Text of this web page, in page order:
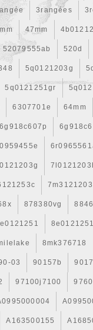
3rangées
47mm
52079555ab 520d
5q0121203g
5q0121251gr
6307701e 64mm
6g918c607p
7m3121203
878380vg
8mk376718
03 90157b
97100j7100
A163500155